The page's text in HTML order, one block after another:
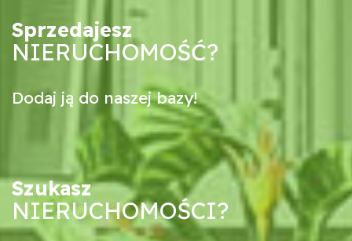
Sprzedajesz
NIERUCHOMOŚĆ?
Dodaj ją do naszej bazy!
Szukasz
NIERUCHOMOŚCI?